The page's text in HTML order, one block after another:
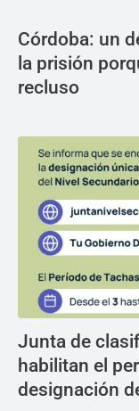
Córdoba: un
la prisión
recluso
Junta de
habilitan el
designación